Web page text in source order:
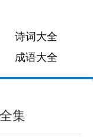
诗词大全
成语大全
集